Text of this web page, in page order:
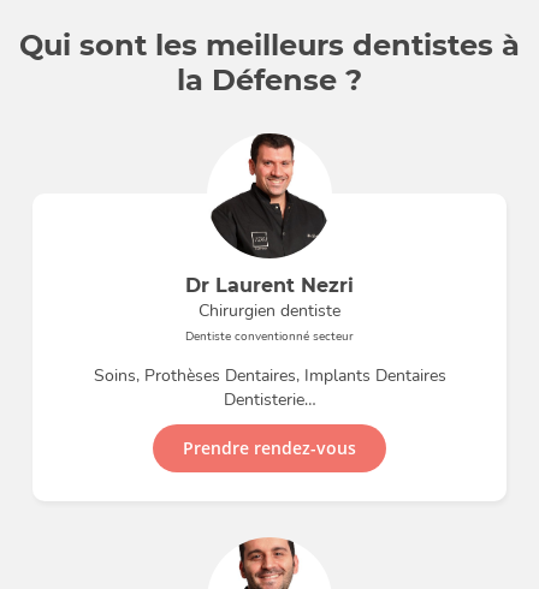
Qui sont les meilleurs dentistes à
la Défense ?
Dr Laurent Nezri
Chirurgien dentiste
Dentiste conventionné secteur
Soins, Prothèses Dentaires, Implants Dentaires
Dentisterie…
Prendre rendez-vous